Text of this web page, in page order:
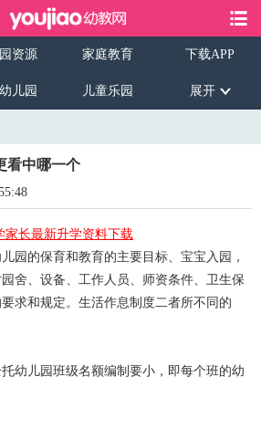
资源 家庭教育 下载APP
儿园 儿童乐园 展开
看中哪一个
家长最新升学资料下载
的保育和教育的主要目标、宝宝入园，
舍、设备、工作人员、师资条件、卫生保
求和规定。生活作息制度二者所不同的
儿园班级名额编制要小，即每个班的幼